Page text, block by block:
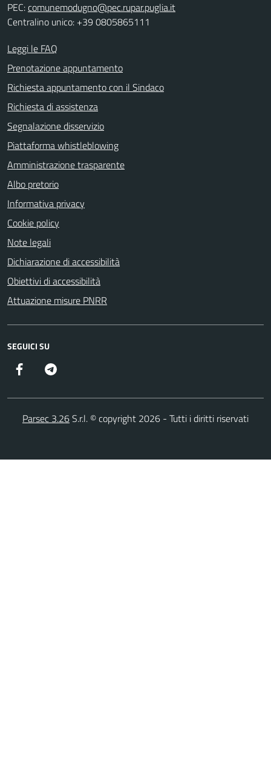
PEC:comunemodugno@pec.rupar.puglia.it
Centralino unico: +39 0805865111
Leggi le FAQ
Prenotazione appuntamento
Richiesta appuntamento con il Sindaco
Richiesta di assistenza
Segnalazione disservizio
Piattaforma whistleblowing
Amministrazione trasparente
Albo pretorio
Informativa privacy
Cookie policy
Note legali
Dichiarazione di accessibilità
Obiettivi di accessibilità
Attuazione misure PNRR
SEGUICI SU
Facebook
Parsec 3.26S.r.l. © copyright 2026 - Tutti i diritti riservati